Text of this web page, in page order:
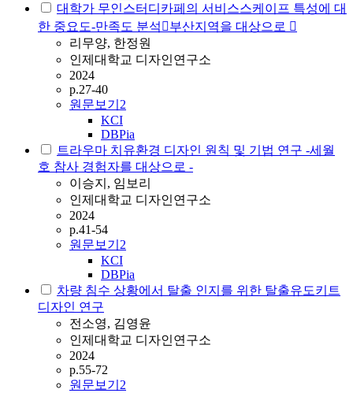
대학가 무인스터디카페의 서비스스케이프 특성에 대
한 중요도-만족도 분석󰠂부산지역을 대상으로 󰠂
리무양, 한정원
인제대학교 디자인연구소
2024
p.27-40
원문보기 2
KCI
DBPia
트라우마 치유환경 디자인 원칙 및 기법 연구 -세월
호 참사 경험자를 대상으로 -
이승지, 임보리
인제대학교 디자인연구소
2024
p.41-54
원문보기 2
KCI
DBPia
차량 침수 상황에서 탈출 인지를 위한 탈출유도키트
디자인 연구
전소영, 김영윤
인제대학교 디자인연구소
2024
p.55-72
원문보기 2